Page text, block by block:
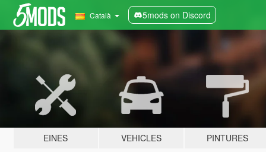
Català 5mods on Discord
EINES VEHICLES PINTURES